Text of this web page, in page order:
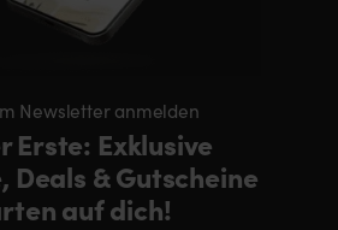
Newsletter anmelden
Erste: Exklusive
Deals & Gutscheine
auf dich!